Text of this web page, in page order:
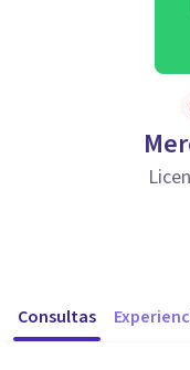
Consultas